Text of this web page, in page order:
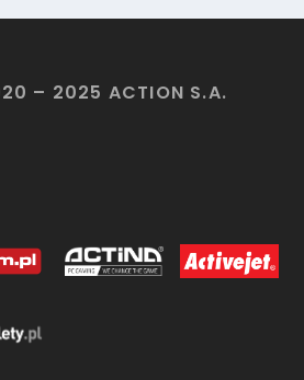
– 2025 ACTION S.A.